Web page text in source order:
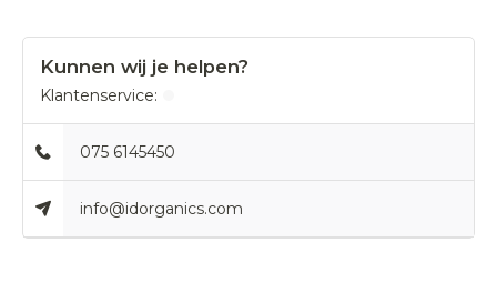
Kunnen wij je helpen?
Klantenservice:
075 6145450
info@idorganics.com